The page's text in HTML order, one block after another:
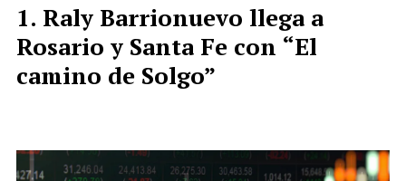
Raly Barrionuevo llega a
Rosario y Santa Fe con “El
camino de Solgo”